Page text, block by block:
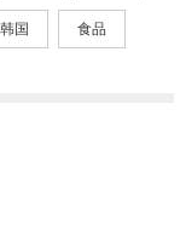
韩国 食品